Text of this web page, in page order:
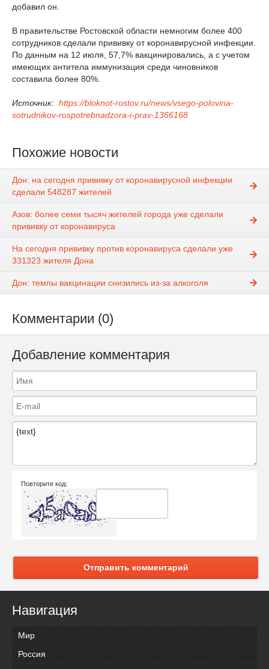
добавил он.
В правительстве Ростовской области немногим более 400
сотрудников сделали прививку от коронавирусной инфекции.
По данным на 12 июля, 57,7% вакцинировались, а с учетом
имеющих антитела иммунизация среди чиновников
составила более 80%.
Источник: https://bloknot-rostov.ru/news/vsego-polovina-
sotrudnikov-rospotrebnadzora-i-prav-1366168
Похожие новости
Дон: на сегодня прививку от коронавирусной инфекции
сделали 548287 жителей
Азов: более семи тысяч жителей города уже сделали
прививку от коронавируса
На сегодня прививку против коронавируса сделали уже
331323 жителя Дона
Дон: темпы вакцинации снизились из-за алкоголя
Комментарии (0)
Добавление комментария
Повторите код:
Отправить комментарий
Навигация
Мир
Россия